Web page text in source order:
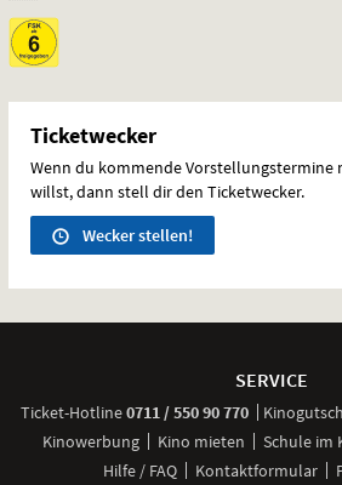
Ticketwecker
Wenn du kommende Vorstellungstermine
willst, dann stell dir den Ticketwecker.
Wecker stellen!
SERVICE
Ticket-Hotline0711 / 550 90 770anrufen
Kinowerbung
Kino mieten Schule im
Hilfe / FAQ
Kontaktformular